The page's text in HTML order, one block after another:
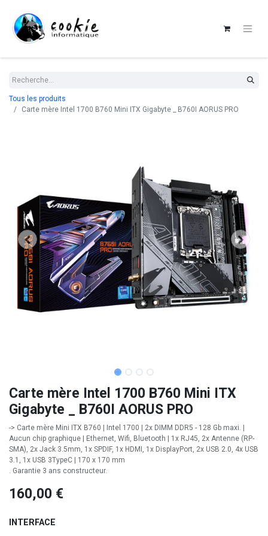
Tous les produits
Carte mère Intel 1700 B760 Mini ITX Gigabyte _ B760I AORUS PRO
Carte mère Intel 1700 B760 Mini ITX
Gigabyte _ B760I AORUS PRO
-> Carte mère Mini ITX B760 | Intel 1700 | 2x DIMM DDR5 - 128 Gb maxi. |
Aucun chip graphique | Ethernet, Wifi, Bluetooth | 1x RJ45, 2x Antenne (RP-
SMA), 2x Jack 3.5mm, 1x SPDIF, 1x HDMI, 1x DisplayPort, 2x USB 2.0, 4x USB
3.1, 1x USB 3TypeC | 170 x 170 mm
. Garantie 3 ans constructeur.
160,00 €
INTERFACE